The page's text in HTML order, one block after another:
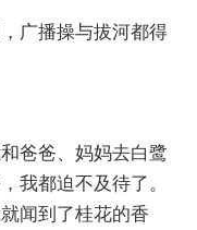
广播操与拔河都得
爸爸、妈妈去白鹭
我都迫不及待了。
闻到了桂花的香